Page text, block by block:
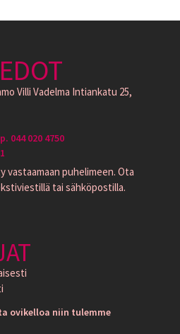
Villi Vadelma Intiankatu 25,
044 020 4750
vastaamaan puhelimeen. Ota
tai sähköpostilla.
ovikelloa niin tulemme